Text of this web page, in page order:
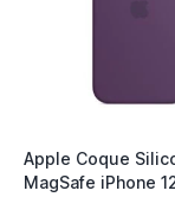
Apple Coque
MagSafe iPhone